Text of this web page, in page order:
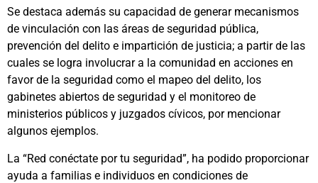
Se destaca además su capacidad de generar mecanismos
de vinculación con las áreas de seguridad pública,
prevención del delito e impartición de justicia; a partir de las
cuales se logra involucrar a la comunidad en acciones en
favor de la seguridad como el mapeo del delito, los
gabinetes abiertos de seguridad y el monitoreo de
ministerios públicos y juzgados cívicos, por mencionar
algunos ejemplos.
La “Red conéctate por tu seguridad”, ha podido proporcionar
ayuda a familias e individuos en condiciones de